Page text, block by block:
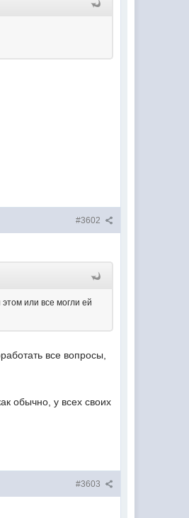
#3602
или все могли ей
все вопросы,
обычно, у всех своих
#3603